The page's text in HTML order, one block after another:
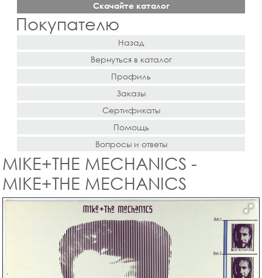
Скачайте каталог
Покупателю
Назад
Вернуться в каталог
Профиль
Заказы
Сертификаты
Помощь
Вопросы и ответы
MIKE+THE MECHANICS -
MIKE+THE MECHANICS